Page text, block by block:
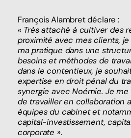
François Alambret déclare :
« Très attaché à cultiver des
proximité avec mes clients, je
ma pratique dans une
besoins et méthodes de
dans le contentieux, je
expertise en droit pénal du
synergie avec Noémie. Je
de travailler en collaboration
équipes du cabinet et
capital-investissement,
corporate ».